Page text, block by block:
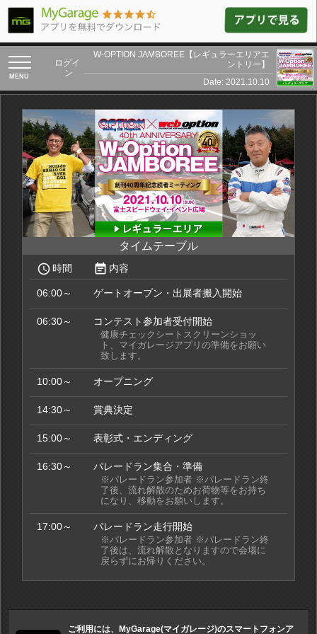
toggle
navigation
ログイ
ン
W-OPTION JAMBOREE【レギュラーエリアエ
ントリー】
Date: 2021.10.10
タイムテーブル
access_time時間 event_note 内容
06:00～ ゲートオープン・出展者搬入開始
06:30～ コンテスト参加者受付開始
健康チェックシートスクリーンショッ
ト、マイガレージアプリの準備をお願い
致します。
10:00～ オープニング
14:30～ 賞典決定
15:00～ 表彰式・エンディング
16:30～ パレードラン集合・準備
※パレードラン参加者 ※パレードラン終
了後、流れ解散のためお荷物等をお持ち
になり、移動をお願いします。
17:00～ パレードラン走行開始
※パレードラン参加者 ※パレードラン終
了後は、流れ解散となりますので会場に
戻らずにお帰りください。
ご利用には、MyGarage(マイガレージ)のスマートフォンア